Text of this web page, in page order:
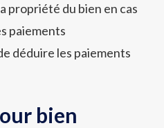
propriété du bien en cas
paiements
déduire les paiements
bien